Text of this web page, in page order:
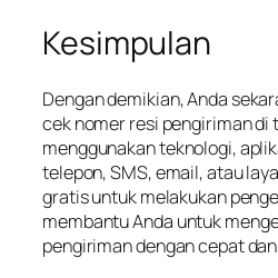
Kesimpulan
Dengan demikian, Anda
cek nomer resi pengiriman di
menggunakan teknologi,
telepon, SMS, email, atau
gratis untuk melakukan
membantu Anda untuk
pengiriman dengan cepat